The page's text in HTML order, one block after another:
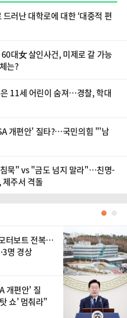
드러난 대학로에 대한 ‘대중적 편
대女 살인사건, 미제로 갈 가능
는?
11세 어린이 숨져…경찰, 학대
개편안' 질타?…국민의힘 "'남
묵" vs "금도 넘지 말라"…친명-
제주서 격돌
●
터보트 전복…
명 경상
개편안' 질
쇼' 멈춰라"